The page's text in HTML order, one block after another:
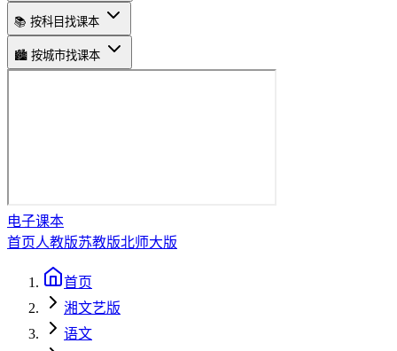
📚 按科目找课本
🏙️ 按城市找课本
电子课本
首页人教版苏教版北师大版
首页
湘文艺版
语文